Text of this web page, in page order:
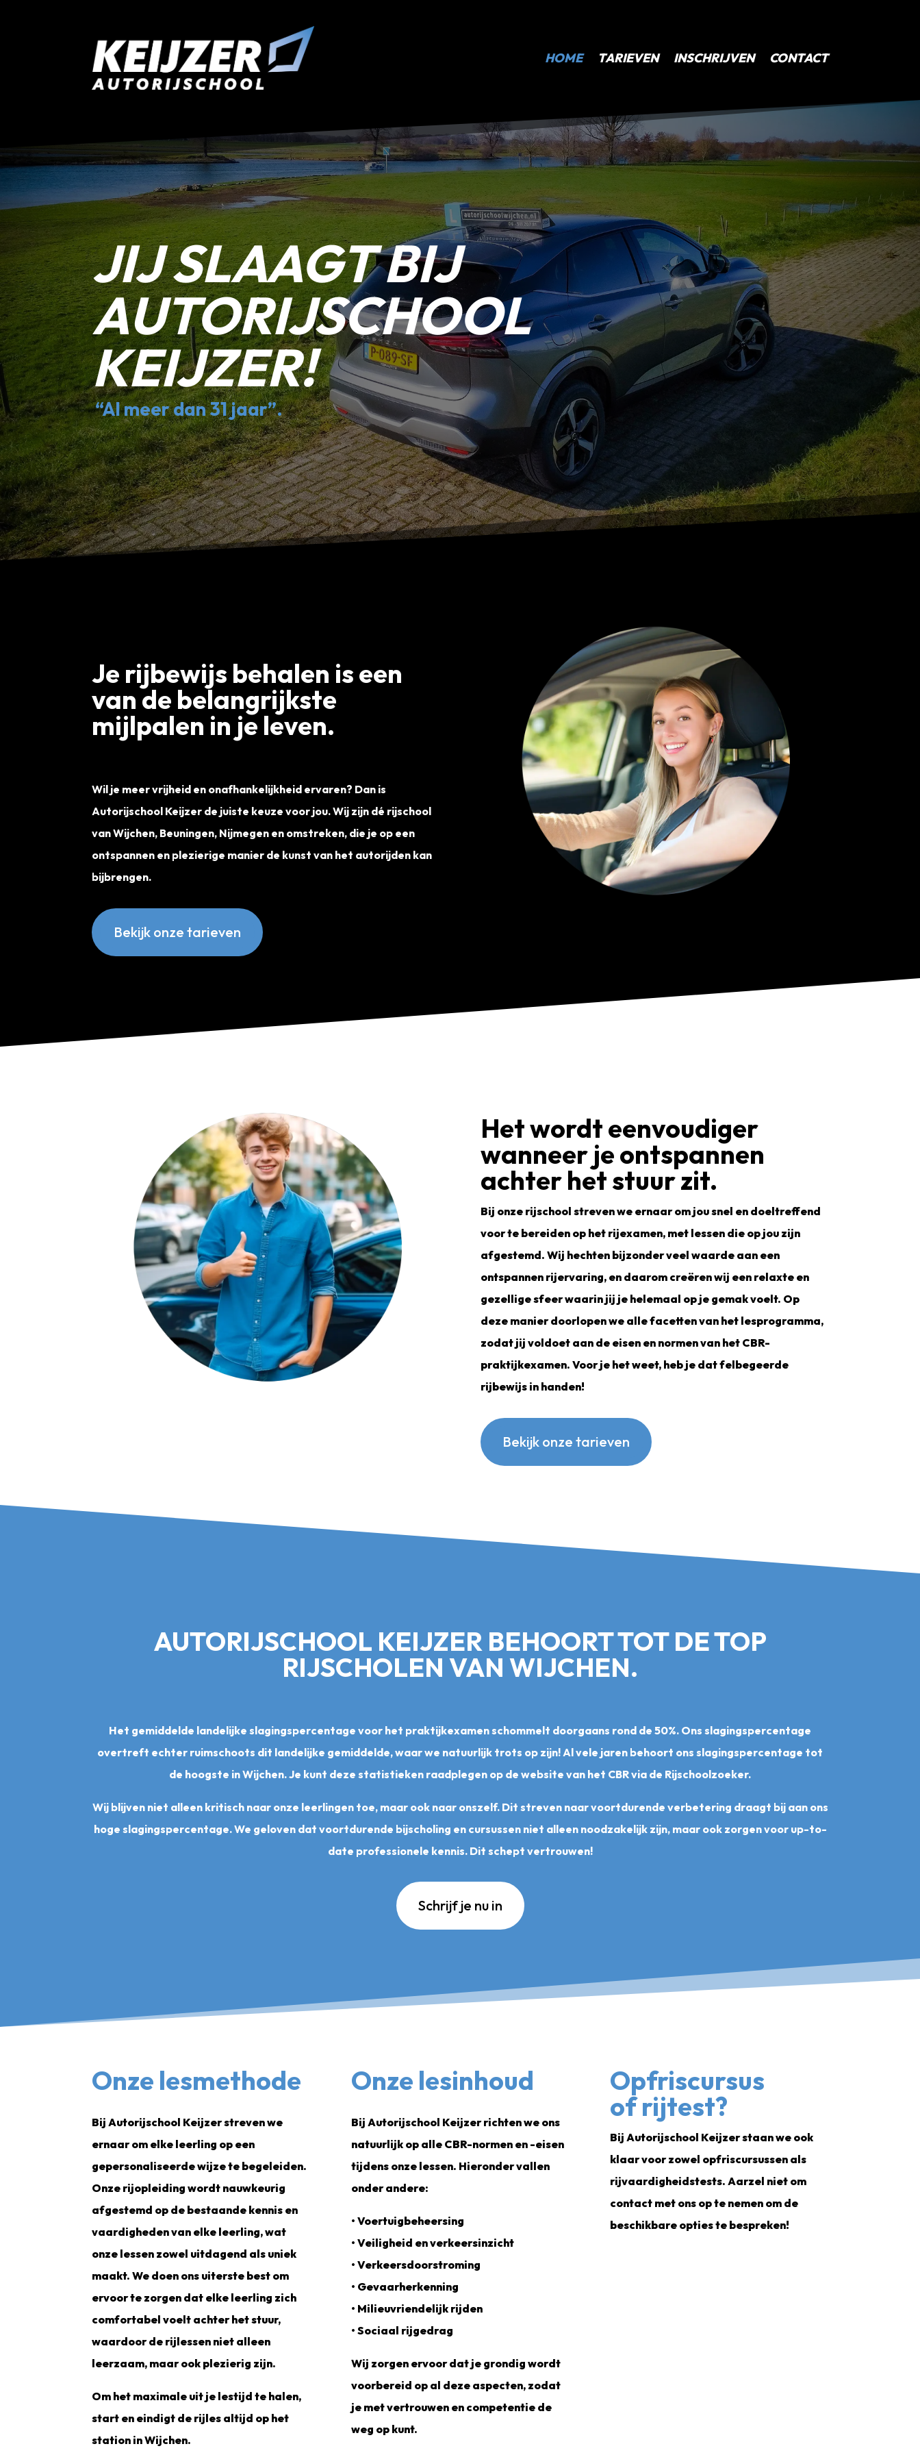
HOME TARIEVEN INSCHRIJVEN CONTACT
JIJ SLAAGT BIJ
AUTORIJSCHOOL
KEIJZER!
“Al meer dan 31 jaar”.
Je rijbewijs behalen is een
van de belangrijkste
mijlpalen in je leven.
Wil je meer vrijheid en onafhankelijkheid ervaren? Dan is
Autorijschool Keijzer de juiste keuze voor jou. Wij zijn dé rijschool
van Wijchen, Beuningen, Nijmegen en omstreken, die je op een
ontspannen en plezierige manier de kunst van het autorijden kan
bijbrengen.
Bekijk onze tarieven
Het wordt eenvoudiger
wanneer je ontspannen
achter het stuur zit.
Bij onze rijschool streven we ernaar om jou snel en doeltreffend
voor te bereiden op het rijexamen, met lessen die op jou zijn
afgestemd. Wij hechten bijzonder veel waarde aan een
ontspannen rijervaring, en daarom creëren wij een relaxte en
gezellige sfeer waarin jij je helemaal op je gemak voelt. Op
deze manier doorlopen we alle facetten van het lesprogramma,
zodat jij voldoet aan de eisen en normen van het CBR-
praktijkexamen. Voor je het weet, heb je dat felbegeerde
rijbewijs in handen!
Bekijk onze tarieven
AUTORIJSCHOOL KEIJZER BEHOORT TOT DE TOP
RIJSCHOLEN VAN WIJCHEN.
Het gemiddelde landelijke slagingspercentage voor het praktijkexamen schommelt doorgaans rond de 50%. Ons slagingspercentage
overtreft echter ruimschoots dit landelijke gemiddelde, waar we natuurlijk trots op zijn! Al vele jaren behoort ons slagingspercentage tot
de hoogste in Wijchen. Je kunt deze statistieken raadplegen op de website van het CBR via de Rijschoolzoeker.
Wij blijven niet alleen kritisch naar onze leerlingen toe, maar ook naar onszelf. Dit streven naar voortdurende verbetering draagt bij aan ons
hoge slagingspercentage. We geloven dat voortdurende bijscholing en cursussen niet alleen noodzakelijk zijn, maar ook zorgen voor up-to-
date professionele kennis. Dit schept vertrouwen!
Schrijf je nu in
Onze lesmethode
Bij Autorijschool Keijzer streven we
ernaar om elke leerling op een
gepersonaliseerde wijze te begeleiden.
Onze rijopleiding wordt nauwkeurig
afgestemd op de bestaande kennis en
vaardigheden van elke leerling, wat
onze lessen zowel uitdagend als uniek
maakt. We doen ons uiterste best om
ervoor te zorgen dat elke leerling zich
comfortabel voelt achter het stuur,
waardoor de rijlessen niet alleen
leerzaam, maar ook plezierig zijn.
Om het maximale uit je lestijd te halen,
start en eindigt de rijles altijd op het
station in Wijchen.
Onze lesinhoud
Bij Autorijschool Keijzer richten we ons
natuurlijk op alle CBR-normen en -eisen
tijdens onze lessen. Hieronder vallen
onder andere:
• Voertuigbeheersing
• Veiligheid en verkeersinzicht
• Verkeersdoorstroming
• Gevaarherkenning
• Milieuvriendelijk rijden
• Sociaal rijgedrag
Wij zorgen ervoor dat je grondig wordt
voorbereid op al deze aspecten, zodat
je met vertrouwen en competentie de
weg op kunt.
Opfriscursus
of rijtest?
Bij Autorijschool Keijzer staan we ook
klaar voor zowel opfriscursussen als
rijvaardigheidstests. Aarzel niet om
contact met ons op te nemen om de
beschikbare opties te bespreken!